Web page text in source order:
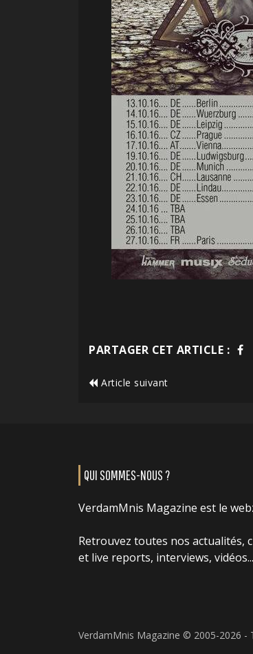
PARTAGER CET ARTICLE :
Article suivant
QUI SOMMES-NOUS ?
VerdamMnis Magazine est le
Retrouvez toutes nos actualités,
et live reports, interviews, vidéos...
VerdamMnis Magazine © 2005-2026 -